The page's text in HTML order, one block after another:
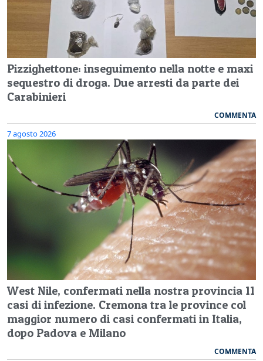
Pizzighettone: inseguimento nella notte e maxi
sequestro di droga. Due arresti da parte dei
Carabinieri
COMMENTA
7 agosto 2026
West Nile, confermati nella nostra provincia 11
casi di infezione. Cremona tra le province col
maggior numero di casi confermati in Italia,
dopo Padova e Milano
COMMENTA